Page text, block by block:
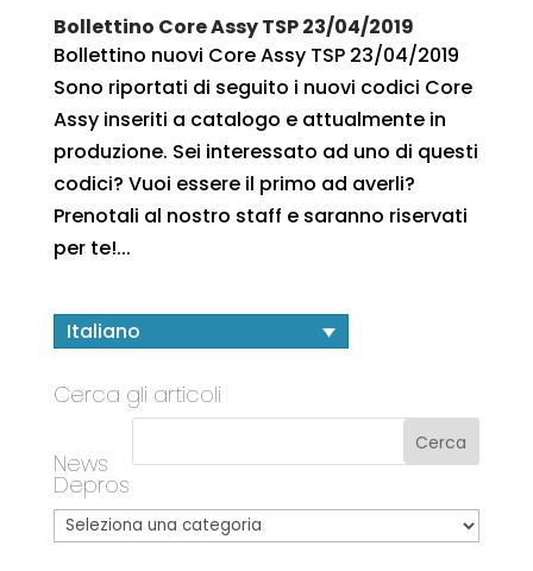
Bollettino Core Assy TSP 23/04/2019
Bollettino nuovi Core Assy TSP 23/04/2019
Sono riportati di seguito i nuovi codici Core
Assy inseriti a catalogo e attualmente in
produzione. Sei interessato ad uno di questi
codici? Vuoi essere il primo ad averli?
Prenotali al nostro staff e saranno riservati
per te!...
Italiano
Cerca gli articoli
News
Depros